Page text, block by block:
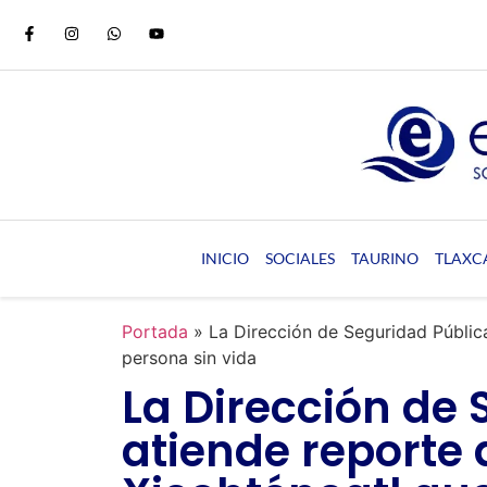
INICIO SOCIALES TAURINO
Portada » La Dirección de Seguridad
persona sin vida
La Dirección de
atiende reporte